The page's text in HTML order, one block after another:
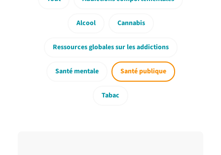
Alcool Cannabis
Ressources globales sur les addictions
Santé mentale Santé publique
Tabac